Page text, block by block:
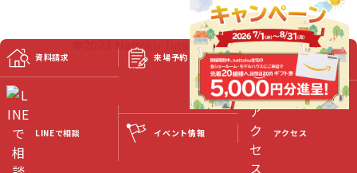
©2023 Nattoku Jutaku Kobo Co., Ltd.
資料請求 来場予約 スタッフブログ
LINEで相談 イベント情報 アクセス